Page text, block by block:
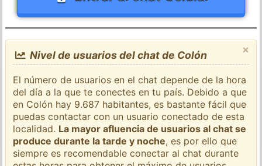
×
Nivel de usuarios del chat de Colón
El número de usuarios en el chat depende de la hora
del día a la que te conectes en tu país. Debido a que
en Colón hay 9.687 habitantes, es bastante fácil que
puedas contactar con un usuario conectado de esta
localidad. La mayor afluencia de usuarios al chat se
produce durante la tarde y noche, es por ello que
siempre es recomendable conectar al chat durante